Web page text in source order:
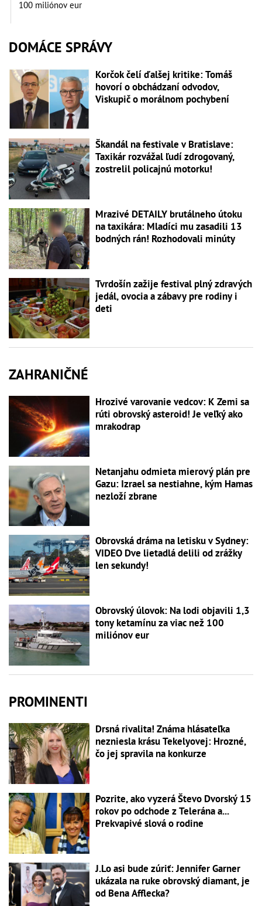
100 miliónov eur
DOMÁCE SPRÁVY
Korčok čelí ďalšej kritike: Tomáš
hovorí o obchádzaní odvodov,
Viskupič o morálnom pochybení
Škandál na festivale v Bratislave:
Taxikár rozvážal ľudí zdrogovaný,
zostrelil policajnú motorku!
Mrazivé DETAILY brutálneho útoku
na taxikára: Mladíci mu zasadili 13
bodných rán! Rozhodovali minúty
Tvrdošín zažije festival plný zdravých
jedál, ovocia a zábavy pre rodiny i
deti
ZAHRANIČNÉ
Hrozivé varovanie vedcov: K Zemi sa
rúti obrovský asteroid! Je veľký ako
mrakodrap
Netanjahu odmieta mierový plán pre
Gazu: Izrael sa nestiahne, kým Hamas
nezloží zbrane
Obrovská dráma na letisku v Sydney:
VIDEO Dve lietadlá delili od zrážky
len sekundy!
Obrovský úlovok: Na lodi objavili 1,3
tony ketamínu za viac než 100
miliónov eur
PROMINENTI
Drsná rivalita! Známa hlásateľka
nezniesla krásu Tekelyovej: Hrozné,
čo jej spravila na konkurze
Pozrite, ako vyzerá Števo Dvorský 15
rokov po odchode z Telerána a...
Prekvapivé slová o rodine
J.Lo asi bude zúriť: Jennifer Garner
ukázala na ruke obrovský diamant, je
od Bena Afflecka?